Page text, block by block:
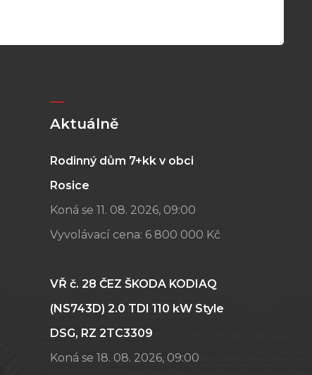
Aktuálně
Rodinný dům 7+kk v obci
Rosice
Koná se 11. 08. 2026, 09:00
Vyvolávací cena: 6 800 000 Kč
VŘ č. 28 ČEZ ŠKODA KODIAQ
(NS743D) 2.0 TDI 110 kW Style
DSG, RZ 2TC3309
Koná se 18. 08. 2026, 09:00